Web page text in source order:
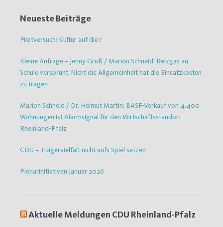
Neueste Beiträge
Pilotversuch: Kultur auf die 1
Kleine Anfrage – Jenny Groß / Marion Schneid: Reizgas an
Schule versprüht: Nicht die Allgemeinheit hat die Einsatzkosten
zu tragen
Marion Schneid / Dr. Helmut Martin: BASF-Verkauf von 4.400
Wohnungen ist Alarmsignal für den Wirtschaftsstandort
Rheinland-Pfalz
CDU – Trägervielfalt nicht aufs Spiel setzen
Plenarinitiativen Januar 2026
Aktuelle Meldungen CDU Rheinland-Pfalz